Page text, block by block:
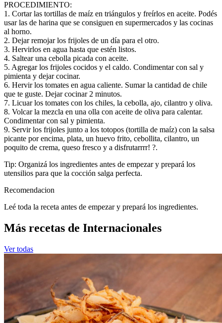
PROCEDIMIENTO:
1. Cortar las tortillas de maíz en triángulos y freírlos en aceite. Podés
usar las de harina que se consiguen en supermercados y las cocinas
al horno.
2. Dejar remojar los frijoles de un día para el otro.
3. Hervirlos en agua hasta que estén listos.
4. Saltear una cebolla picada con aceite.
5. Agregar los frijoles cocidos y el caldo. Condimentar con sal y
pimienta y dejar cocinar.
6. Hervir los tomates en agua caliente. Sumar la cantidad de chile
que te guste. Dejar cocinar 2 minutos.
7. Licuar los tomates con los chiles, la cebolla, ajo, cilantro y oliva.
8. Volcar la mezcla en una olla con aceite de oliva para calentar.
Condimentar con sal y pimienta.
9. Servir los frijoles junto a los totopos (tortilla de maíz) con la salsa
picante por encima, plata, un huevo frito, cebollita, cilantro, un
poquito de crema, queso fresco y a disfrutarrrr! ?.
Tip: Organizá los ingredientes antes de empezar y prepará los
utensilios para que la cocción salga perfecta.
Recomendacion
Leé toda la receta antes de empezar y prepará los ingredientes.
Más recetas de Internacionales
Ver todas